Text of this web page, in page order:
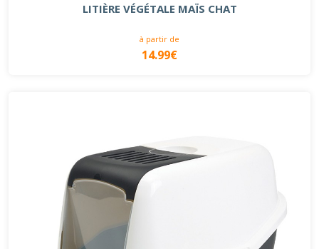
LITIÈRE VÉGÉTALE MAÏS CHAT
à partir de
14.99€